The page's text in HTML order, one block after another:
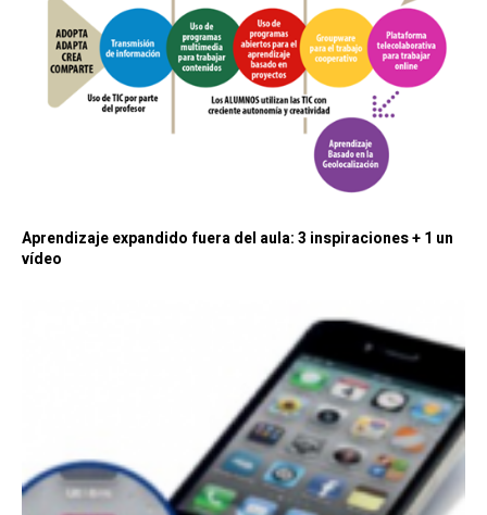
Aprendizaje expandido fuera del aula: 3 inspiraciones + 1 un
vídeo